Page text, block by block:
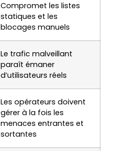
Compromet les listes
statiques et les
blocages manuels
Le trafic malveillant
paraît émaner
d’utilisateurs réels
Les opérateurs doivent
gérer à la fois les
menaces entrantes et
sortantes